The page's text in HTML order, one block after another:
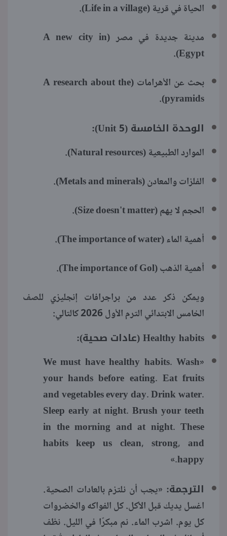
الحياة في قرية (Life in a village).
مدينة جديدة في مصر (A new city in
Egypt).
بحث عن الأهرامات (A research about the
pyramids).
الوحدة الخامسة (Unit 5):
الموارد الطبيعية (Natural resources).
الفلزات والمعادن (Metals and minerals).
الحجم لا يهم (Size doesn't matter).
أهمية الماء (The importance of water).
أهمية الذهب (The importance of Gol).
ويمكن ذكر عدد من براجرافات إنجليزي للصف
الخامس الابتدائي الترم الأول 2026 كالتالي:
Healthy habits (عادات صحية):
«We must have healthy habits. Wash
your hands before eating. Eat fruits
and vegetables every day. Drink water.
Sleep early at night. Brush your teeth
in the morning and at night. These
habits keep us clean, strong, and
happy.»
الترجمة: «يجب أن نلتزم بالعادات الصحية.
اغسل يديك قبل الأكل. كل الفواكه والخضروات
كل يوم. اشرب الماء. نم مبكرًا في الليل. نظف